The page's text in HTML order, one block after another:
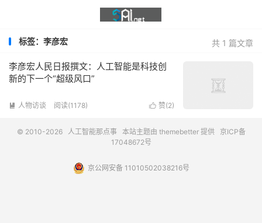
共 1 篇文章
标签：李彦宏
李彦宏人民日报撰文：人工智能是科技创
新的下一个“超级风口”
 赞(2)
 人物访谈 阅读(1178)
© 2010-2026 人工智能那点事本站主题由 themebetter提供 京ICP备
17048672号
京公网安备 11010502038216号